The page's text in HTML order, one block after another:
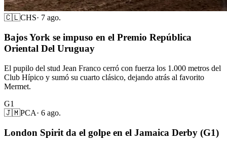
🇨🇱CHS· 7 ago.
Bajos York se impuso en el Premio República
Oriental Del Uruguay
El pupilo del stud Jean Franco cerró con fuerza los 1.000 metros del
Club Hípico y sumó su cuarto clásico, dejando atrás al favorito
Mermet.
G1
🇯🇲PCA· 6 ago.
London Spirit da el golpe en el Jamaica Derby (G1)